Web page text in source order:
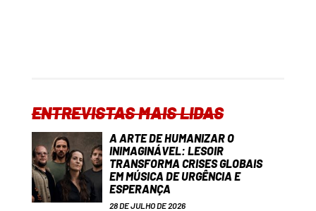
ENTREVISTAS MAIS LIDAS
A ARTE DE HUMANIZAR O
INIMAGINÁVEL: LESOIR
TRANSFORMA CRISES GLOBAIS
EM MÚSICA DE URGÊNCIA E
ESPERANÇA
28 DE JULHO DE 2026